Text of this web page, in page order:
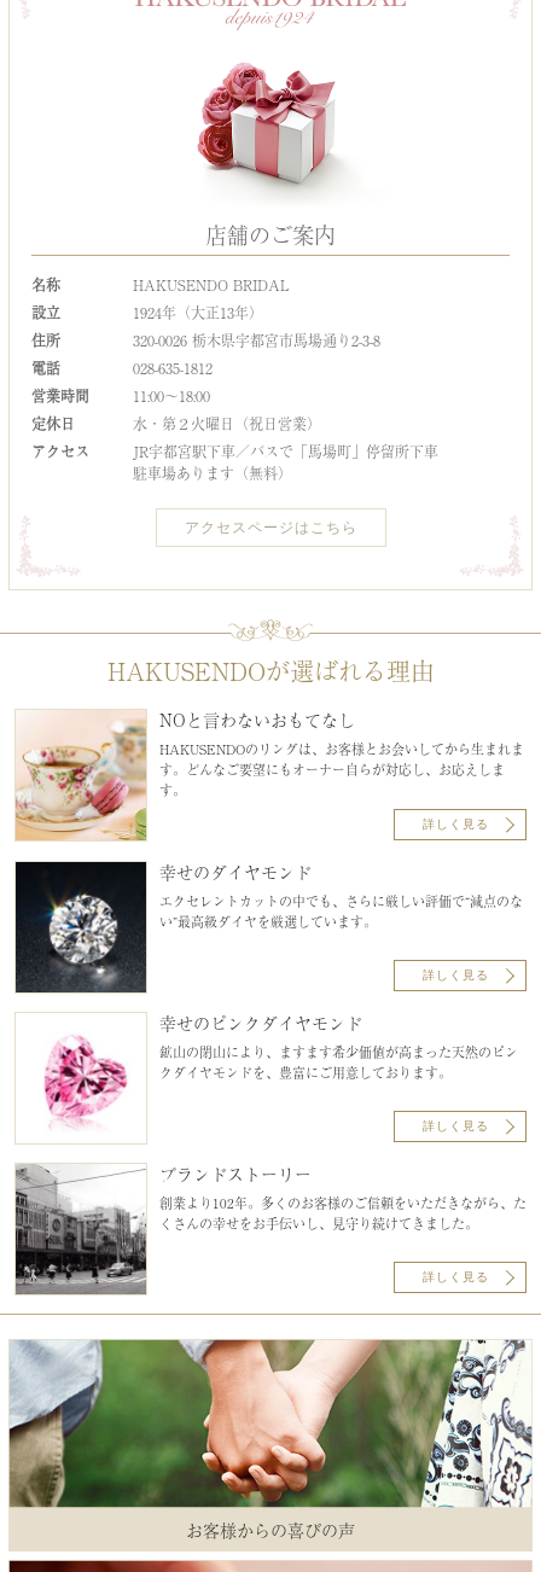
店舗のご案内
名称
HAKUSENDO BRIDAL
設立
1924年（大正13年）
住所
320-0026 栃木県宇都宮市馬場通り2-3-8
電話
028-635-1812
営業時間
11:00～18:00
定休日
水・第２火曜日（祝日営業）
アクセス
JR宇都宮駅下車／バスで「馬場町」停留所下車
駐車場あります（無料）
アクセスページはこちら
HAKUSENDOが選ばれる理由
NOと言わないおもてなし
HAKUSENDOのリングは、お客様とお会いしてから生まれま
す。どんなご要望にもオーナー自らが対応し、お応えしま
す。
詳しく見る
幸せのダイヤモンド
エクセレントカットの中でも、さらに厳しい評価で“減点のな
い”最高級ダイヤを厳選しています。
詳しく見る
幸せのピンクダイヤモンド
鉱山の閉山により、ますます希少価値が高まった天然のピン
クダイヤモンドを、豊富にご用意しております。
詳しく見る
ブランドストーリー
創業より102年。多くのお客様のご信頼をいただきながら、た
くさんの幸せをお手伝いし、見守り続けてきました。
詳しく見る
お客様からの喜びの声